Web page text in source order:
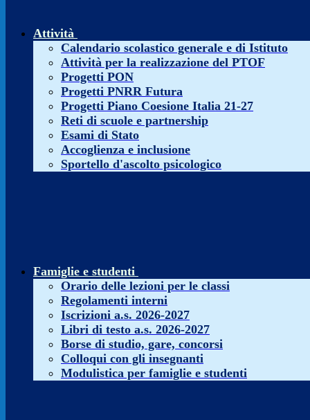
Attività
Calendario scolastico generale e di Istituto
Attività per la realizzazione del PTOF
Progetti PON
Progetti PNRR Futura
Progetti Piano Coesione Italia 21-27
Reti di scuole e partnership
Esami di Stato
Accoglienza e inclusione
Sportello d'ascolto psicologico
Famiglie e studenti
Orario delle lezioni per le classi
Regolamenti interni
Iscrizioni a.s. 2026-2027
Libri di testo a.s. 2026-2027
Borse di studio, gare, concorsi
Colloqui con gli insegnanti
Modulistica per famiglie e studenti